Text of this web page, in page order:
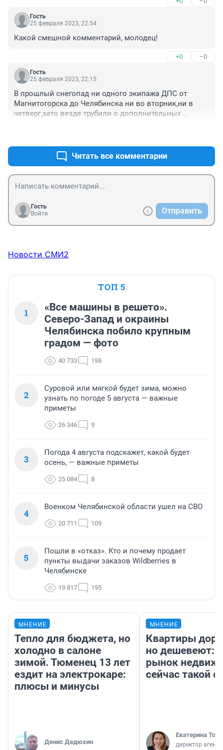
Гость
25 февраля 2023, 22:54
Какой смешной комментарий, молодец!
+0 –0
Гость
25 февраля 2023, 22:15
В прошлый снегопад ни одного экипажа ДПС от
Магнитогорска до Челябинска ни во вторник,ни в
четверг,зато везде трубили о дополнительных
Читать все комментарии
Гость
Войти
Отправить
Новости СМИ2
ТОП 5
1
«Все машины в решето».
Северо-Запад и окраины
Челябинска побило крупным
градом — фото
40 733 198
2
Суровой или мягкой будет зима, можно
узнать по погоде 5 августа — важные
приметы
26 346 9
3
Погода 4 августа подскажет, какой будет
осень, — важные приметы
25 084 8
4
Военком Челябинской области ушел на СВО
20 711 109
5
Пошли в «отказ». Кто и почему продает
пункты выдачи заказов Wildberries в
Челябинске
19 817 195
МНЕНИЕ
Тепло для бюджета, но
холодно в салоне
зимой. Тюменец 13 лет
ездит на электрокаре:
плюсы и минусы
Денис Дедюхин
МНЕНИЕ
Квартиры
но дешевеют:
рынок
сейчас такой
Екатерина
директор